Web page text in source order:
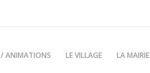
/ ANIMATIONS LE VILLAGE LA MAIRIE